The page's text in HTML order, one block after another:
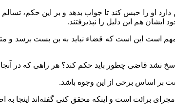
را حبس کند تا جواب بدهد و بر این حکم، تسالم
هم این دلیل را نپذیرفتند.
مهم است این است که قضاء نباید به بن بست
نشد قاضی چطور باید حکم کند؟ هر راهی که در
بر اساس برخی از این وجوه باشد.
است و اینکه محقق کنی گفته‌اند اینجا به